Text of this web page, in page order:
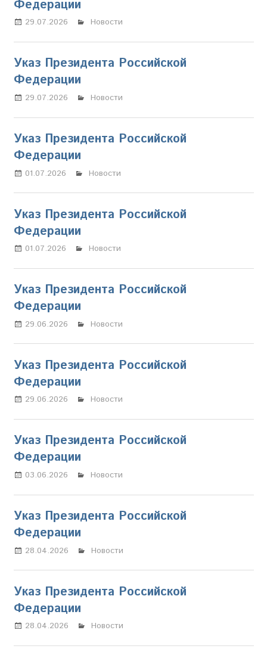
Федерации
29.07.2026 Марина Щербакова
Новости
Указ Президента Российской
Федерации
29.07.2026 Марина Щербакова
Новости
Указ Президента Российской
Федерации
01.07.2026 Марина Щербакова
Новости
Указ Президента Российской
Федерации
01.07.2026 Марина Щербакова
Новости
Указ Президента Российской
Федерации
29.06.2026 Настя Свиридова
Новости
Указ Президента Российской
Федерации
29.06.2026 Настя Свиридова
Новости
Указ Президента Российской
Федерации
03.06.2026 Марина Щербакова
Новости
Указ Президента Российской
Федерации
28.04.2026 Марина Щербакова
Новости
Указ Президента Российской
Федерации
28.04.2026 Марина Щербакова
Новости